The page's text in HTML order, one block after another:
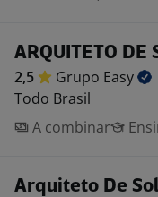
ARQUITETO DE
2,5 Grupo Easy
Todo Brasil
A combinar
Arquiteto De